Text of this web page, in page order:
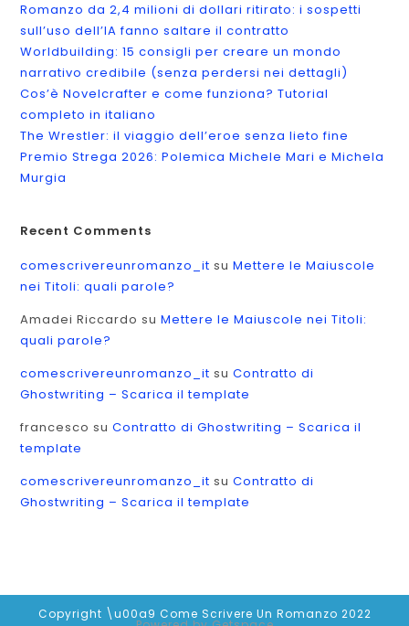
Romanzo da 2,4 milioni di dollari ritirato: i sospetti
sull’uso dell’IA fanno saltare il contratto
Worldbuilding: 15 consigli per creare un mondo
narrativo credibile (senza perdersi nei dettagli)
Cos’è Novelcrafter e come funziona? Tutorial
completo in italiano
The Wrestler: il viaggio dell’eroe senza lieto fine
Premio Strega 2026: Polemica Michele Mari e Michela
Murgia
Recent Comments
comescrivereunromanzo_it suMettere le Maiuscole
nei Titoli: quali parole?
Amadei Riccardo suMettere le Maiuscole nei Titoli:
quali parole?
comescrivereunromanzo_it suContratto di
Ghostwriting – Scarica il template
francesco suContratto di Ghostwriting – Scarica il
template
comescrivereunromanzo_it suContratto di
Ghostwriting – Scarica il template
Copyright \u00a9 Come Scrivere Un Romanzo 2022